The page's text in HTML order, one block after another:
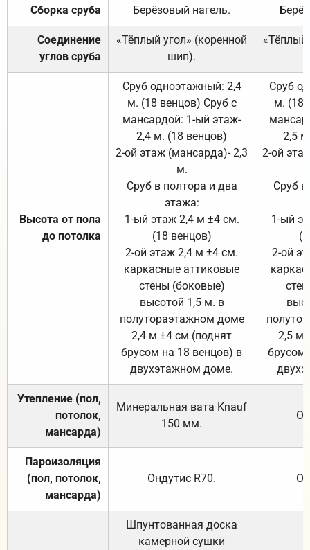
Сборка сруба Берёзовый нагель.
Соединение
углов сруба
«Тёплый угол» (коренной
шип).
«Тёплый
Высота от пола
до потолка
Сруб одноэтажный: 2,4
м. (18 венцов) Сруб с
мансардой: 1-ый этаж-
2,4 м. (18 венцов)
2-ой этаж (мансарда)- 2,3
м.
Сруб в полтора и два
этажа:
1-ый этаж 2,4 м ±4 см.
(18 венцов)
2-ой этаж 2,4 м ±4 см.
каркасные аттиковые
стены (боковые)
высотой 1,5 м. в
полутораэтажном доме
2,4 м ±4 см (поднят
брусом на 18 венцов) в
двухэтажном доме.
Сруб
м. (18
2,5
2-ой
Сруб
1-ый
2-ой
2,5 м
брусом
Утепление (пол,
потолок,
мансарда)
Минеральная вата Knauf
150 мм.
Пароизоляция
(пол, потолок,
мансарда)
Ондутис R70.
Шпунтованная доска
камерной сушки